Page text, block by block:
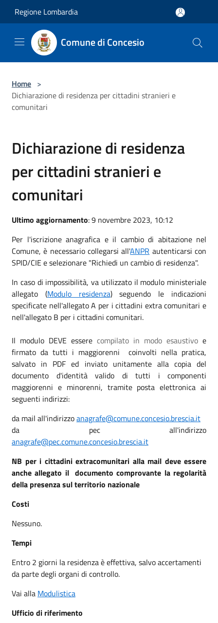
Regione Lombardia
Comune di Concesio
Home >
Dichiarazione di residenza per cittadini stranieri e
comunitari
Dichiarazione di residenza
per cittadini stranieri e
comunitari
Ultimo aggiornamento: 9 novembre 2023, 10:12
Per l'iscrizione anagrafica e il cambio di abitazione nel
Comune, è necessario collegarsi all'ANPR autenticarsi con
SPID/CIE e selezionare "Richiedi un cambio di residenza".
In caso di impossibilità, va utilizzato il modulo ministeriale
allegato (Modulo residenza) seguendo le indicazioni
specificate nell'allegato A per i cittadini extra comunitari e
nell'allegato B per i cittadini comunitari.
Il modulo DEVE essere compilato in modo esaustivo e
firmato da tutti i maggiorenni coinvolti nella pratica,
salvato in PDF ed inviato unitamente alla copia del
documento d'identità valido di tutti i componenti
maggiorenni e minorenni, tramite posta elettronica ai
seguenti indirizzi:
da mail all'indirizzoanagrafe@comune.concesio.brescia.it
da pec all'indirizzo
anagrafe@pec.comune.concesio.brescia.it
NB per i cittadini extracomunitari alla mail deve essere
anche allegato il documento comprovante la regolarità
della presenza sul territorio nazionale
Costi
Nessuno.
Tempi
Entro 2 giorni la residenza è effettiva, salvo accertamenti
da parte degli organi di controllo.
Vai alla Modulistica
Ufficio di riferimento